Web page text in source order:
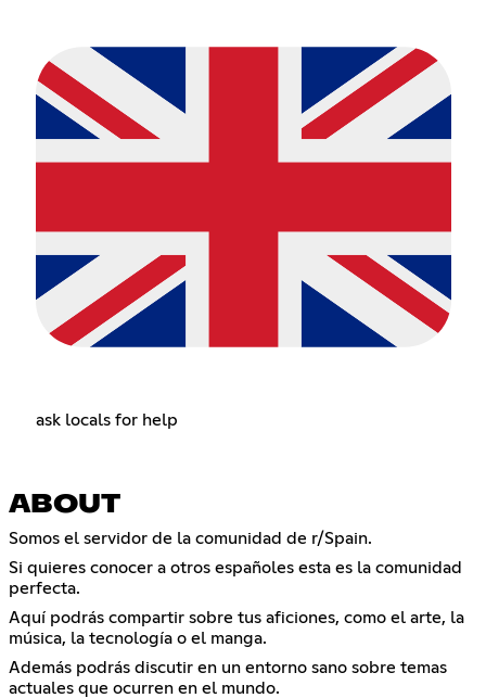
ask locals for help
ABOUT
Somos el servidor de la comunidad de r/Spain.
Si quieres conocer a otros españoles esta es la comunidad
perfecta.
Aquí podrás compartir sobre tus aficiones, como el arte, la
música, la tecnología o el manga.
Además podrás discutir en un entorno sano sobre temas
actuales que ocurren en el mundo.